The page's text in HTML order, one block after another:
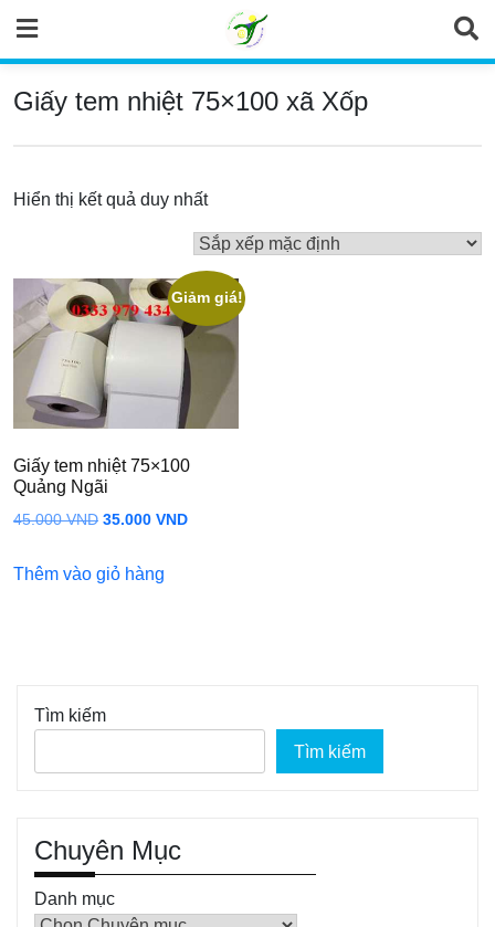
content
Giấy tem nhiệt 75×100 xã Xốp
Hiển thị kết quả duy nhất
Giảm giá!
Giấy tem nhiệt 75×100
Quảng Ngãi
45.000VND Giá
là:
35.000 VNDGiá
Thêm vào giỏ hàng
Tìm kiếm
Tìm kiếm
Chuyên Mục
Danh mục